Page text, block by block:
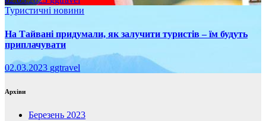
Туристичні новини
На Тайвані придумали, як залучити туристів – їм будуть
приплачувати
02.03.2023 ggtravel
Архіви
Березень 2023